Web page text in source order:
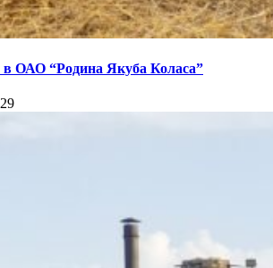
ОАО “Родина Якуба Коласа”